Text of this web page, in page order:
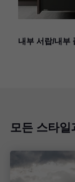
내부 서랍/내부
모든 스타일